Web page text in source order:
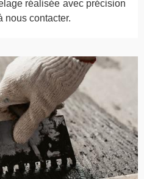
réalisée avec précision
nous contacter.